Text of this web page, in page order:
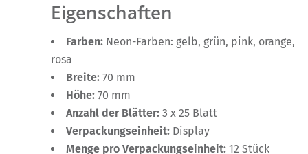
Eigenschaften
Farben: Neon-Farben: gelb, grün, pink, orange,
rosa
Breite: 70 mm
Höhe: 70 mm
Anzahl der Blätter: 3 x 25 Blatt
Verpackungseinheit: Display
Menge pro Verpackungseinheit: 12 Stück